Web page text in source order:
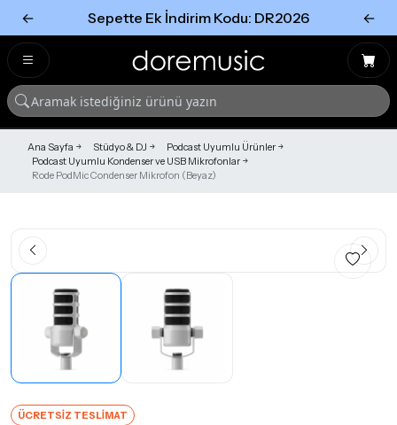
← Sepette Ek İndirim Kodu: DR2026 ←
Ana Sayfa Stüdyo & DJ
Podcast Uyumlu Ürünler
Podcast Uyumlu Kondenser ve USB Mikrofonlar
Rode PodMic Condenser Mikrofon (Beyaz)
ÜCRETSİZ TESLİMAT
Tümünü Gör
Tümünü gör